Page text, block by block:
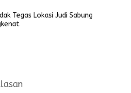
Tegas Lokasi Judi Sabung